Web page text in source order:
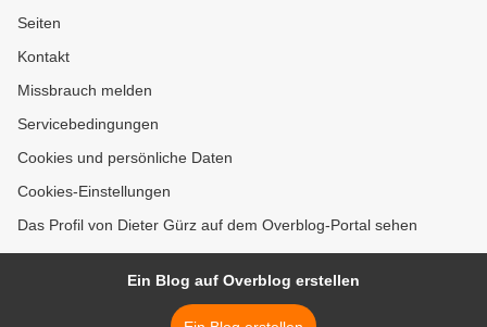
Seiten
Kontakt
Missbrauch melden
Servicebedingungen
Cookies und persönliche Daten
Cookies-Einstellungen
Das Profil von Dieter Gürz auf dem Overblog-Portal sehen
Ein Blog auf Overblog erstellen